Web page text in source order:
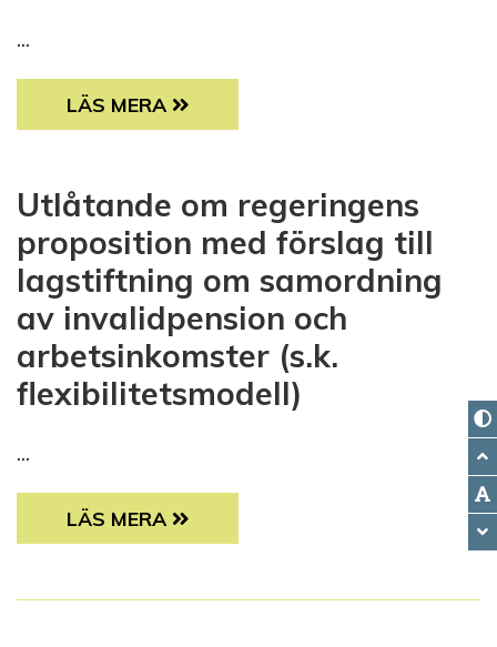
...
UTLÅTANDE OM UTKASTET TILL
LÄS MERA
Utlåtande om regeringens
proposition med förslag till
lagstiftning om samordning
av invalidpension och
arbetsinkomster (s.k.
flexibilitetsmodell)
...
UTLÅTANDE OM REGERINGENS
LÄS MERA